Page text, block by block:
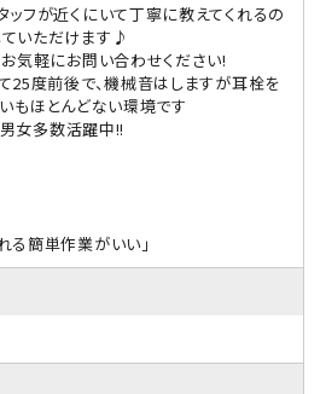
フが近くにいて丁寧に教えてくれるの
いただけます♪
気軽にお問い合わせください!
度前後で、機械音はしますが耳栓を
もほとんどない環境です
女多数活躍中!!
る簡単作業がいい」